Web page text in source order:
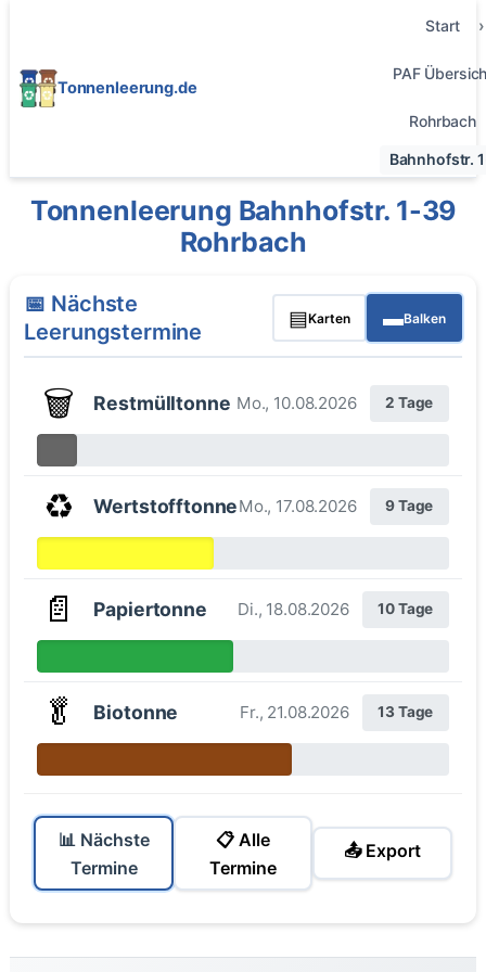
Tonnenleerung.de
Start
PAF
Rohrbach
Bahnhofstr.
Tonnenleerung Bahnhofstr. 1-39
Rohrbach
📅 Nächste
Leerungstermine
▤Karten ▬Balken
🗑️ Restmülltonne Mo., 10.08.2026 2 Tage
♻️ WertstofftonneMo., 17.08.2026 9 Tage
📄 Papiertonne Di., 18.08.2026 10 Tage
🥬 Biotonne Fr., 21.08.2026 13 Tage
📊 Nächste
Termine
📋 Alle
Termine
📤 Export